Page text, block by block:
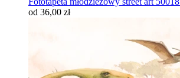
od 36,00 zł